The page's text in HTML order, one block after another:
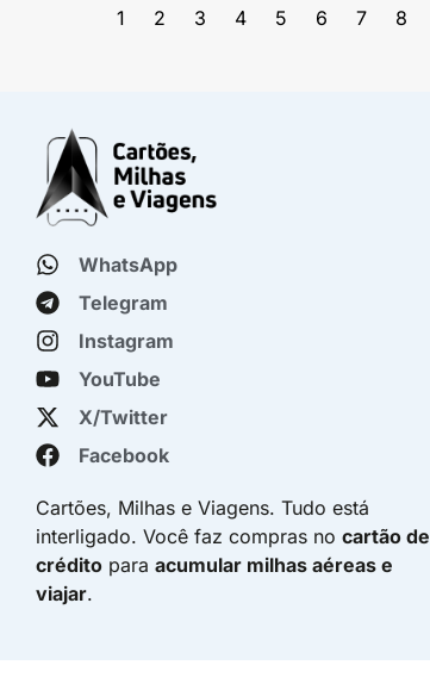
1 2 3 4 5 6 7 8
WhatsApp
Telegram
Instagram
YouTube
X/Twitter
Facebook
Cartões, Milhas e Viagens. Tudo está
interligado. Você faz compras no cartão de
crédito para acumular milhas aéreas e
viajar.